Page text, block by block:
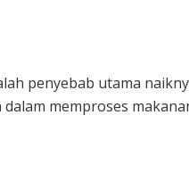
penyebab utama
memproses